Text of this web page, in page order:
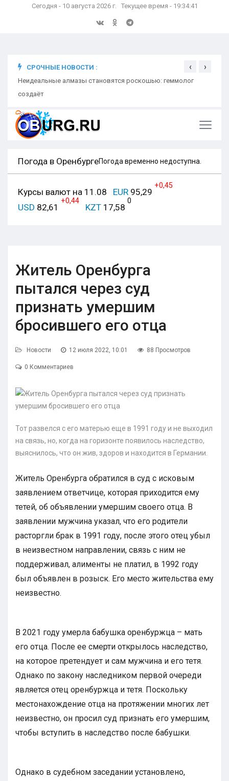
Сегодня - 10 августа 2026 г. Текущее время - 19:34:42
СРОЧНЫЕ НОВОСТИ :
Неидеальные алмазы становятся роскошью: геммолог
создаёт
‹ ›
Погода в ОренбургеПогода временно недоступна.
Курсы валют на 11.08 EUR 95,29
+0,45
USD 82,61
+0,44
KZT 17,58
0
Житель Оренбурга
пытался через суд
признать умершим
бросившего его отца
Новости 12 июля 2022, 10:01 88 Просмотров
0 Комментариев
Тот развелся с его матерью еще в 1991 году и не выходил
на связь, но, когда на горизонте появилось наследство,
выяснилось, что он жив, здоров и находится в Германии.
Житель Оренбурга обратился в суд с исковым
заявлением ответчице, которая приходится ему
тетей, об объявлении умершим своего отца. В
заявлении мужчина указал, что его родители
расторгли брак в 1991 году, после этого отец убыл
в неизвестном направлении, связь с ним не
поддерживал, алименты не платил, в 1992 году
был объявлен в розыск. Его место жительства ему
неизвестно.
В 2021 году умерла бабушка оренбуржца – мать
его отца. После ее смерти открылось наследство,
на которое претендует и сам мужчина и его тетя.
Однако по закону наследником первой очереди
является отец оренбуржца и тетя. Поскольку
местонахождение отца на протяжении многих лет
неизвестно, он просил суд признать его умершим,
чтобы вступить в наследство после бабушки.
Однако в судебном заседании установлено,